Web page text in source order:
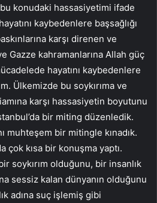
bu konudaki hassasiyetimi ifade
kaybedenlere başsağlığı
karşı direnen ve
Gazze kahramanlarına Allah güç
hayatını kaybedenlere
Ülkemizde bu soykırıma ve
karşı hassasiyetin boyutunu
bir miting düzenledik.
muhteşem bir mitingle kınadık.
çok kısa bir konuşma yaptı.
soykırım olduğunu, bir insanlık
sessiz kalan dünyanın olduğunu
adına suç işlemiş gibi